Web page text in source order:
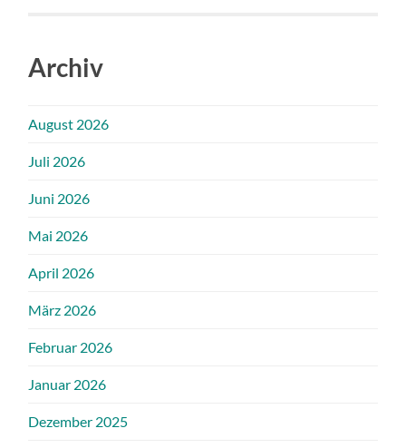
Archiv
August 2026
Juli 2026
Juni 2026
Mai 2026
April 2026
März 2026
Februar 2026
Januar 2026
Dezember 2025